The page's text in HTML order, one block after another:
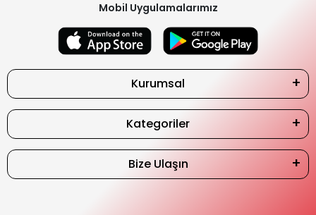
Mobil Uygulamalarımız
Kurumsal
Kategoriler
Bize Ulaşın